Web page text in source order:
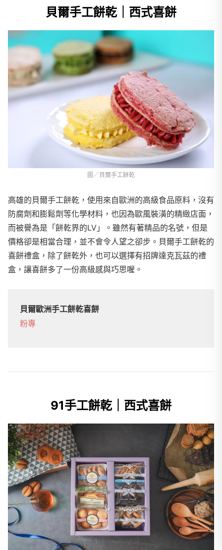
貝爾手工餅乾｜西式喜餅
圖／貝爾手工餅乾
高雄的貝爾手工餅乾，使用來自歐洲的高級食品原料，沒有
防腐劑和膨鬆劑等化學材料，也因為歐風裝潢的精緻店面，
而被譽為是「餅乾界的LV」。雖然有著精品的名號，但是
價格卻是相當合理，並不會令人望之卻步。貝爾手工餅乾的
喜餅禮盒，除了餅乾外，也可以選擇有招牌達克瓦茲的禮
盒，讓喜餅多了一份高級感與巧思喔。
貝爾歐洲手工餅乾喜餅
粉專
91手工餅乾｜西式喜餅